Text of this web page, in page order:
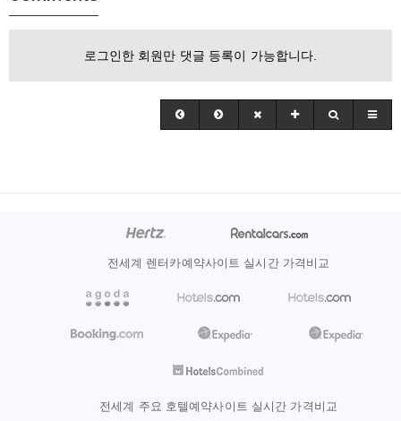
로그인한 회원만 댓글 등록이 가능합니다.
전세계 렌터카예약사이트 실시간 가격비교
전세계 주요 호텔예약사이트 실시간 가격비교